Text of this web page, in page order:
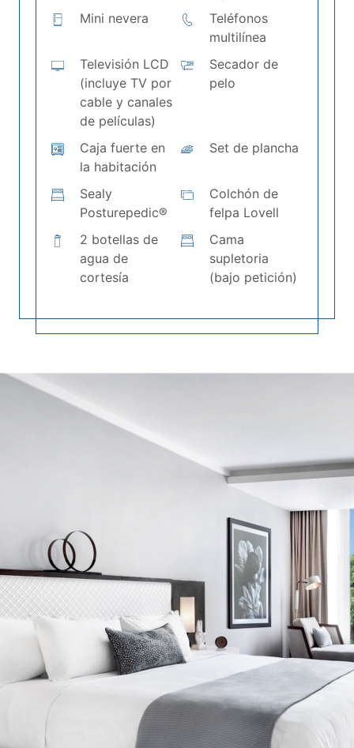
Mini nevera
Teléfonos
multilínea
Televisión LCD
(incluye TV por
cable y canales
de películas)
Secador de
pelo
Caja fuerte en
la habitación
Set de plancha
Sealy
Posturepedic®
Colchón de
felpa Lovell
2 botellas de
agua de
cortesía
Cama
supletoria
(bajo petición)